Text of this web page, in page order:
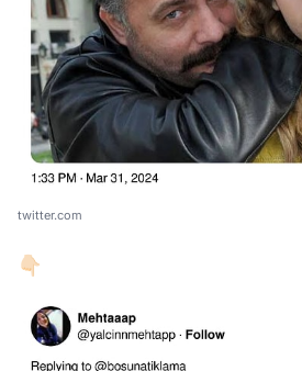
twitter.com
👇🏻